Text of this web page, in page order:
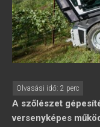
A szőlészet
versenyképes